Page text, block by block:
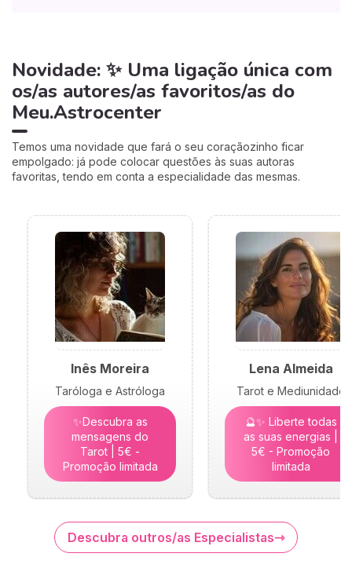
Novidade: ✨ Uma ligação única com
os/as autores/as favoritos/as do
Meu.Astrocenter
Temos uma novidade que fará o seu coraçãozinho ficar
empolgado: já pode colocar questões às suas autoras
favoritas, tendo em conta a especialidade das mesmas.
Inês Moreira
Taróloga e Astróloga
✨Descubra as
mensagens do
Tarot | 5€ -
Promoção limitada
Lena Almeida
Tarot e Mediunidade
🔮✨ Liberte todas
as suas energias |
5€ - Promoção
limitada
Descubra outros/as Especialistas